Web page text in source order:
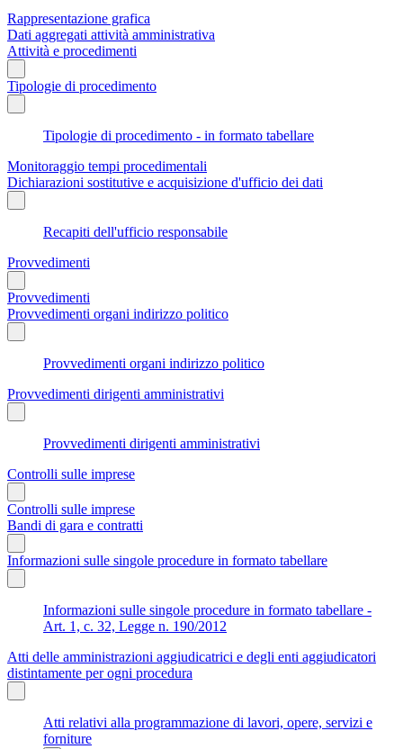
Rappresentazione grafica
Dati aggregati attività amministrativa
Attività e procedimenti
Tipologie di procedimento
Tipologie di procedimento - in formato tabellare
Monitoraggio tempi procedimentali
Dichiarazioni sostitutive e acquisizione d'ufficio dei dati
Recapiti dell'ufficio responsabile
Provvedimenti
Provvedimenti
Provvedimenti organi indirizzo politico
Provvedimenti organi indirizzo politico
Provvedimenti dirigenti amministrativi
Provvedimenti dirigenti amministrativi
Controlli sulle imprese
Controlli sulle imprese
Bandi di gara e contratti
Informazioni sulle singole procedure in formato tabellare
Informazioni sulle singole procedure in formato tabellare -
Art. 1, c. 32, Legge n. 190/2012
Atti delle amministrazioni aggiudicatrici e degli enti aggiudicatori
distintamente per ogni procedura
Atti relativi alla programmazione di lavori, opere, servizi e
forniture